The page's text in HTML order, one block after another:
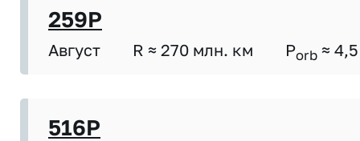
259P
Август R ≈ 270 млн. км Porb ≈ 4,5
516P